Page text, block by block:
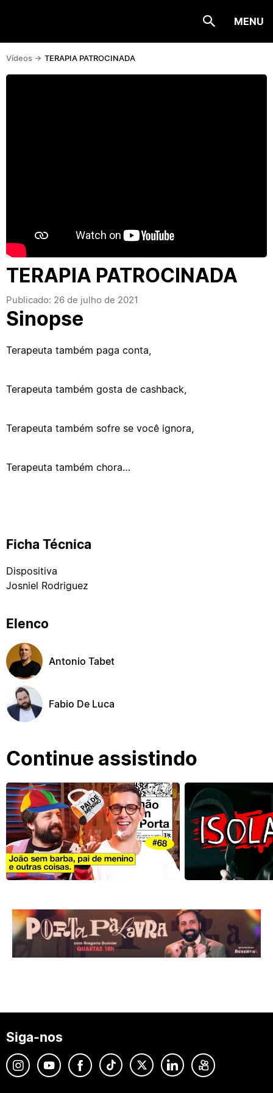
MENU
Vídeos -> TERAPIA PATROCINADA
TERAPIA PATROCINADA
Publicado: 26 de julho de 2021
Sinopse
Terapeuta também paga conta,
Terapeuta também gosta de cashback,
Terapeuta também sofre se você ignora,
Terapeuta também chora…
Ficha Técnica
Dispositiva
Josniel Rodriguez
Elenco
Antonio Tabet
Fabio De Luca
Continue assistindo
Siga-nos